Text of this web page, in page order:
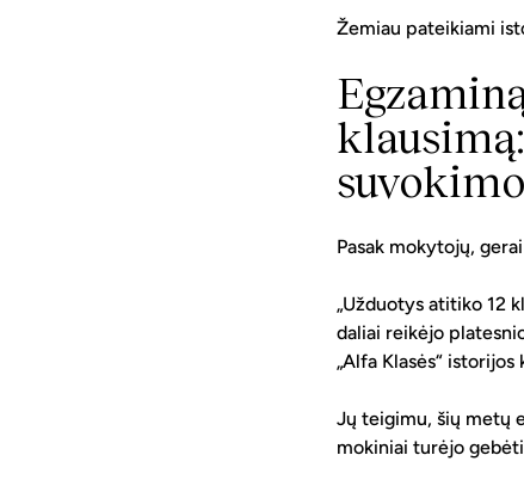
Žemiau pateikiami
Pasak mokytojų,
„Užduotys atitiko 12
daliai reikėjo
„Alfa Klasės“
Jų teigimu, šių metų
mokiniai turėjo